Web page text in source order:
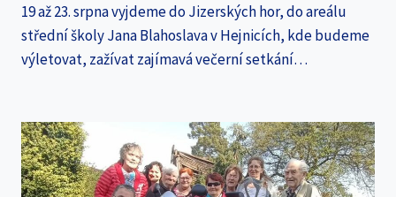
19 až 23. srpna vyjdeme do Jizerských hor, do areálu
střední školy Jana Blahoslava v Hejnicích, kde budeme
výletovat, zažívat zajímavá večerní setkání…